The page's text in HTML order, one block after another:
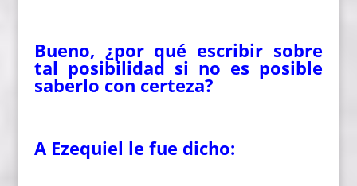
Bueno, ¿por qué escribir sobre
tal posibilidad si no es posible
saberlo con certeza?
A Ezequiel le fue dicho: